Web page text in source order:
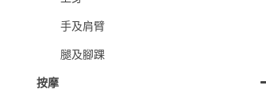
手及肩臂
腿及腳踝
按摩